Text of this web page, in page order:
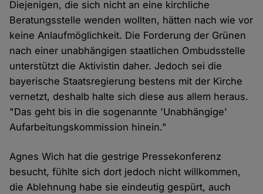
Diejenigen, die sich nicht an eine kirchliche
Beratungsstelle wenden wollten, hätten nach wie vor
keine Anlaufmöglichkeit. Die Forderung der Grünen
nach einer unabhängigen staatlichen Ombudsstelle
unterstützt die Aktivistin daher. Jedoch sei die
bayerische Staatsregierung bestens mit der Kirche
vernetzt, deshalb halte sich diese aus allem heraus.
"Das geht bis in die sogenannte 'Unabhängige'
Aufarbeitungskommission hinein."
Agnes Wich hat die gestrige Pressekonferenz
besucht, fühlte sich dort jedoch nicht willkommen,
die Ablehnung habe sie eindeutig gespürt, auch